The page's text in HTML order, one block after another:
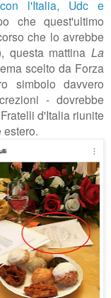
l'Italia, Udc e
che quest'ultimo
che lo avrebbe
questa mattina La
scelto da Forza
simbolo davvero
- dovrebbe
d'Italia riunite